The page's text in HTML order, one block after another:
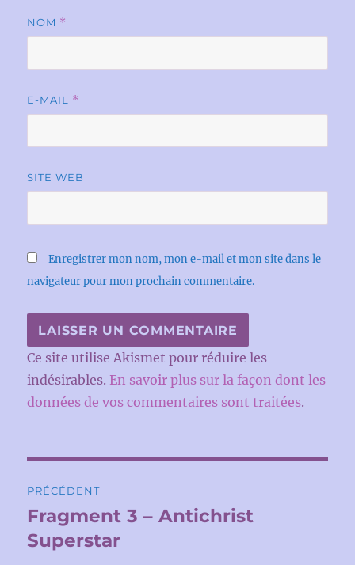
NOM *
E-MAIL *
SITE WEB
Enregistrer mon nom, mon e-mail et mon site dans le
navigateur pour mon prochain commentaire.
Ce site utilise Akismet pour réduire les
indésirables. En savoir plus sur la façon dont les
données de vos commentaires sont traitées.
de
l’article
PRÉCÉDENT
Publication
précédente :
Fragment 3 – Antichrist
Superstar